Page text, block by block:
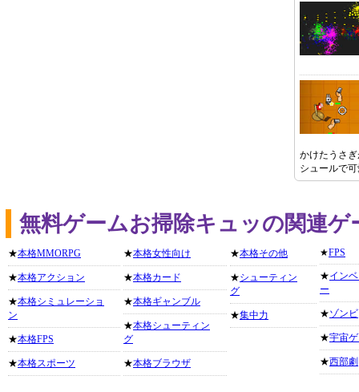
かけたうさ
シュールで
無料ゲームお掃除キュッの関連ゲ
★本格MMORPG
★本格アクション
★本格シミュレーショ
ン
★本格FPS
★本格スポーツ
★本格女性向け
★本格カード
★本格ギャンブル
★本格シューティン
グ
★本格ブラウザ
★本格その他
★シューティン
グ
★集中力
★FPS
★イン
ー
★ゾンビ
★宇宙
★西部劇